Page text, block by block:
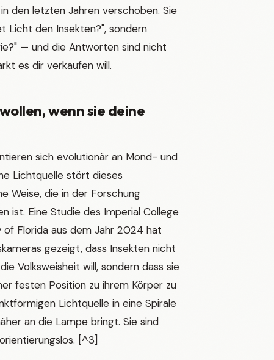
den letzten Jahren verschoben. Sie
Licht den Insekten?", sondern
— und die Antworten sind nicht
es dir verkaufen will.
wenn sie deine
sich evolutionär an Mond- und
Lichtquelle stört dieses
Weise, die in der Forschung
ist. Eine Studie des Imperial College
of Florida aus dem Jahr 2024 hat
gezeigt, dass Insekten nicht
Volksweisheit will, sondern dass sie
festen Position zu ihrem Körper zu
Lichtquelle in eine Spirale
an die Lampe bringt. Sie sind
[^3]